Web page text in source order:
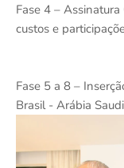
Fase 4 –
custos e
Fase 5 a 8 –
Brasil - Arábia